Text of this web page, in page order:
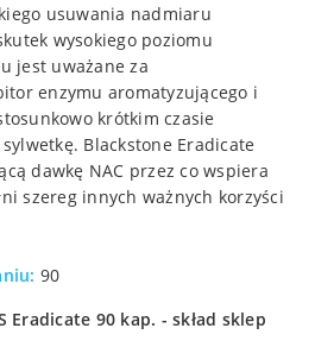
usuwania nadmiaru
wysokiego poziomu
jest uważane za
enzymu aromatyzującego i
krótkim czasie
Blackstone Eradicate
dawkę NAC przez co wspiera
szereg innych ważnych korzyści
90